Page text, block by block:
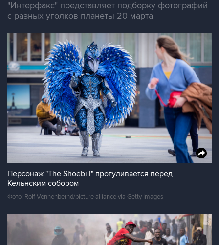
"Интерфакс" представляет подборку фотографий
с разных уголков планеты 20 марта
Персонаж "The Shoebill" прогуливается перед
Кельнским собором
Фото: Rolf Vennenbernd/picture alliance via Getty Images